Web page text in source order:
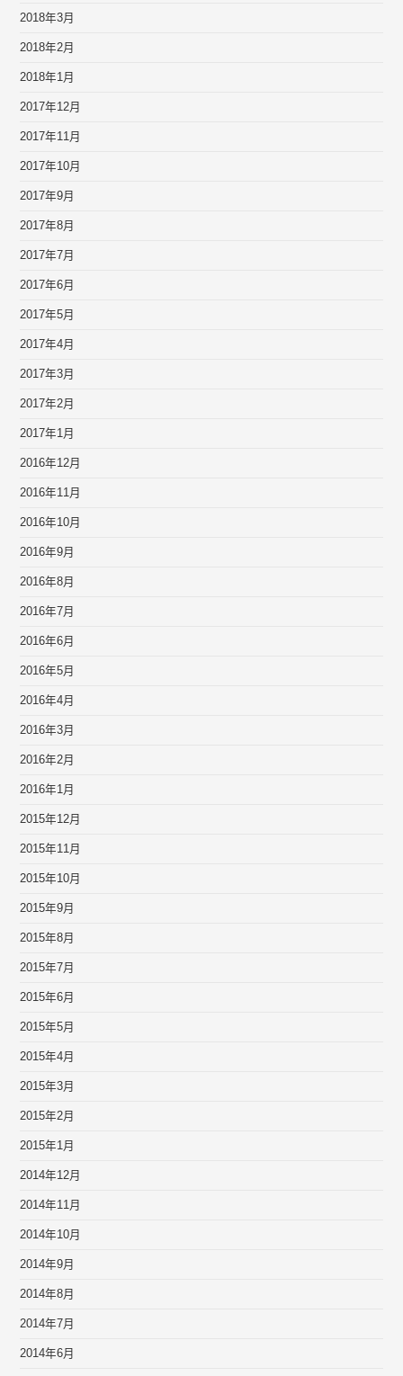
2018年3月
2018年2月
2018年1月
2017年12月
2017年11月
2017年10月
2017年9月
2017年8月
2017年7月
2017年6月
2017年5月
2017年4月
2017年3月
2017年2月
2017年1月
2016年12月
2016年11月
2016年10月
2016年9月
2016年8月
2016年7月
2016年6月
2016年5月
2016年4月
2016年3月
2016年2月
2016年1月
2015年12月
2015年11月
2015年10月
2015年9月
2015年8月
2015年7月
2015年6月
2015年5月
2015年4月
2015年3月
2015年2月
2015年1月
2014年12月
2014年11月
2014年10月
2014年9月
2014年8月
2014年7月
2014年6月